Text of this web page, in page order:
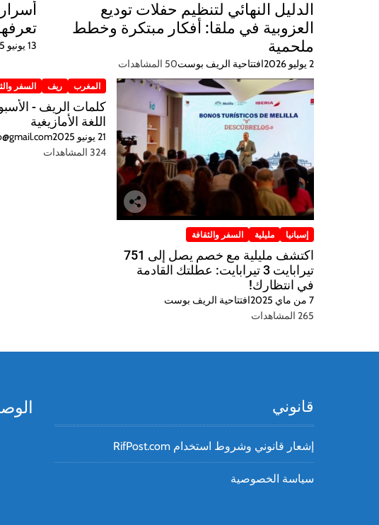
الدليل النهائي لتنظيم حفلات توديع
العزوبية في ملقا: أفكار مبتكرة وخطط
ملحمية
2 يوليو 2026 افتتاحية الريف بوست50 المشاهدات
13 يونيو 2025
إسبانيا مليلية السفر والثقافة
اكتشف مليلية مع خصم يصل إلى 751
تيرابايت 3 تيرابايت: عطلتك القادمة
في انتظارك!
7 من ماي 2025
افتتاحية الريف بوست
265 المشاهدات
المغرب ريف السفر
اللغة الأمازيغية
21 يونيو 2025
324 المشاهدات
قانوني
إشعار قانوني وشروط استخدام RifPost.com
سياسة الخصوصية